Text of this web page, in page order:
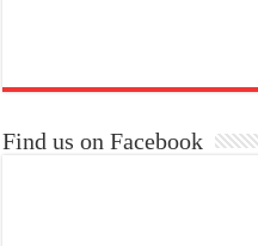
Find us on Facebook